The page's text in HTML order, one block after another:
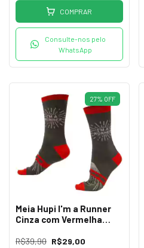
COMPRAR
Consulte-nos pelo
WhatsApp
27% OFF
Meia Hupi I'm a Runner
Cinza com Vermelha
R$39,90 R$29,00